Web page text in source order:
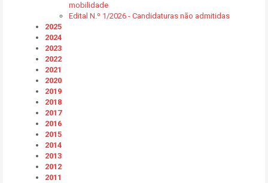
mobilidade
Edital N.º 1/2026 - Candidaturas não admitidas
2025
2024
2023
2022
2021
2020
2019
2018
2017
2016
2015
2014
2013
2012
2011